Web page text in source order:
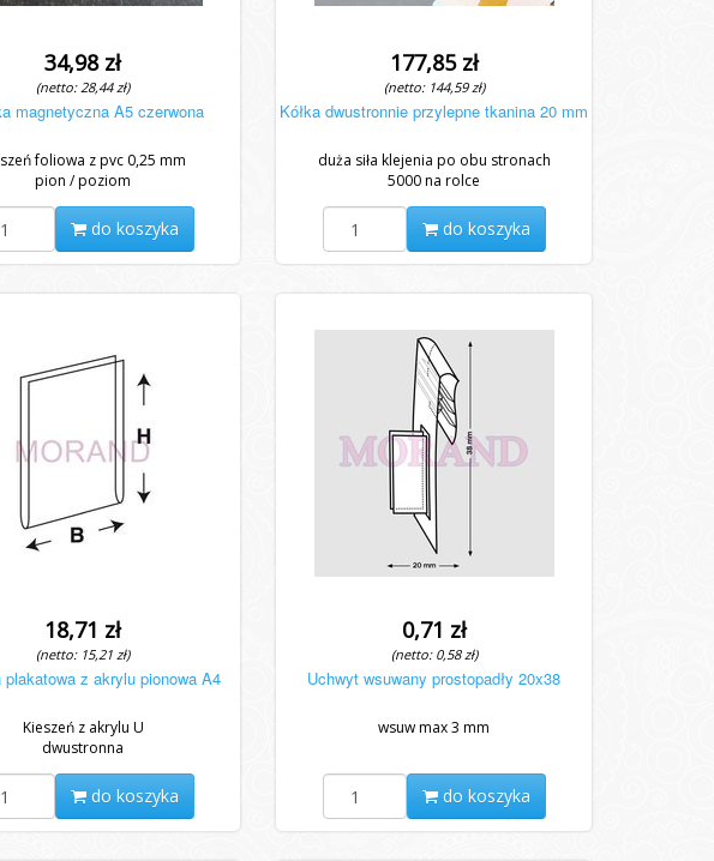
34,98 zł
(netto: 28,44 zł)
magnetyczna A5 czerwona
foliowa z pvc 0,25 mm
pion / poziom
do koszyka
177,85 zł
(netto: 144,59 zł)
Kółka dwustronnie przylepne tkanina 20 mm
duża siła klejenia po obu stronach
5000 na rolce
do koszyka
18,71 zł
(netto: 15,21 zł)
plakatowa z akrylu pionowa A4
Kieszeń z akrylu U
dwustronna
do koszyka
0,71 zł
(netto: 0,58 zł)
Uchwyt wsuwany prostopadły 20x38
wsuw max 3 mm
do koszyka